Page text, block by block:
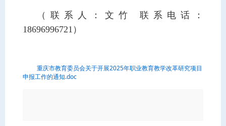
（联系人：文竹 联系电话：
18696996721）
重庆市教育委员会关于开展2025年职业教育教学改革研究项目
申报工作的通知.doc